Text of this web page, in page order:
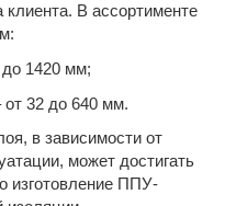
В ассортименте
1420 мм;
от 32 до 640 мм.
в зависимости от
может достигать
изготовление ППУ-